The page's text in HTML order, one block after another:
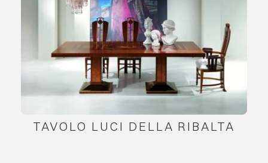
TAVOLO LUCI DELLA RIBALTA